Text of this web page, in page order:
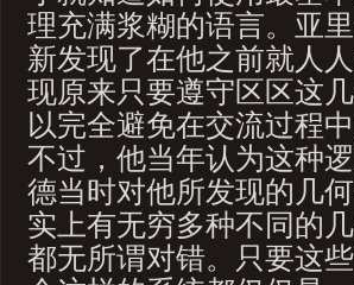
理充满浆糊的语言。亚
新发现了在他之前就人
现原来只要遵守区区这
以完全避免在交流过程
不过，他当年认为这种
德当时对他所发现的几
实上有无穷多种不同的
都无所谓对错。只要这